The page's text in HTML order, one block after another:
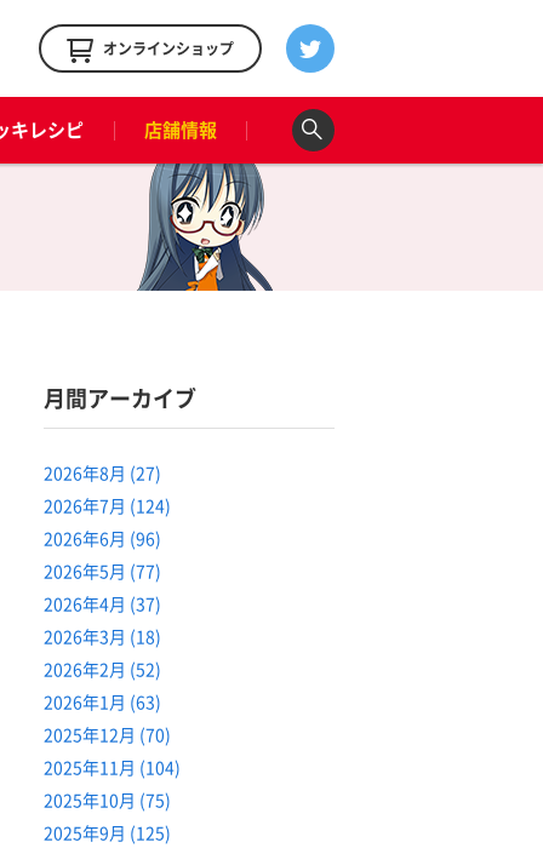
オンラインショップ
キレシピ 店舗情報
月間アーカイブ
2026年8月 (27)
2026年7月 (124)
2026年6月 (96)
2026年5月 (77)
2026年4月 (37)
2026年3月 (18)
2026年2月 (52)
2026年1月 (63)
2025年12月 (70)
2025年11月 (104)
2025年10月 (75)
2025年9月 (125)